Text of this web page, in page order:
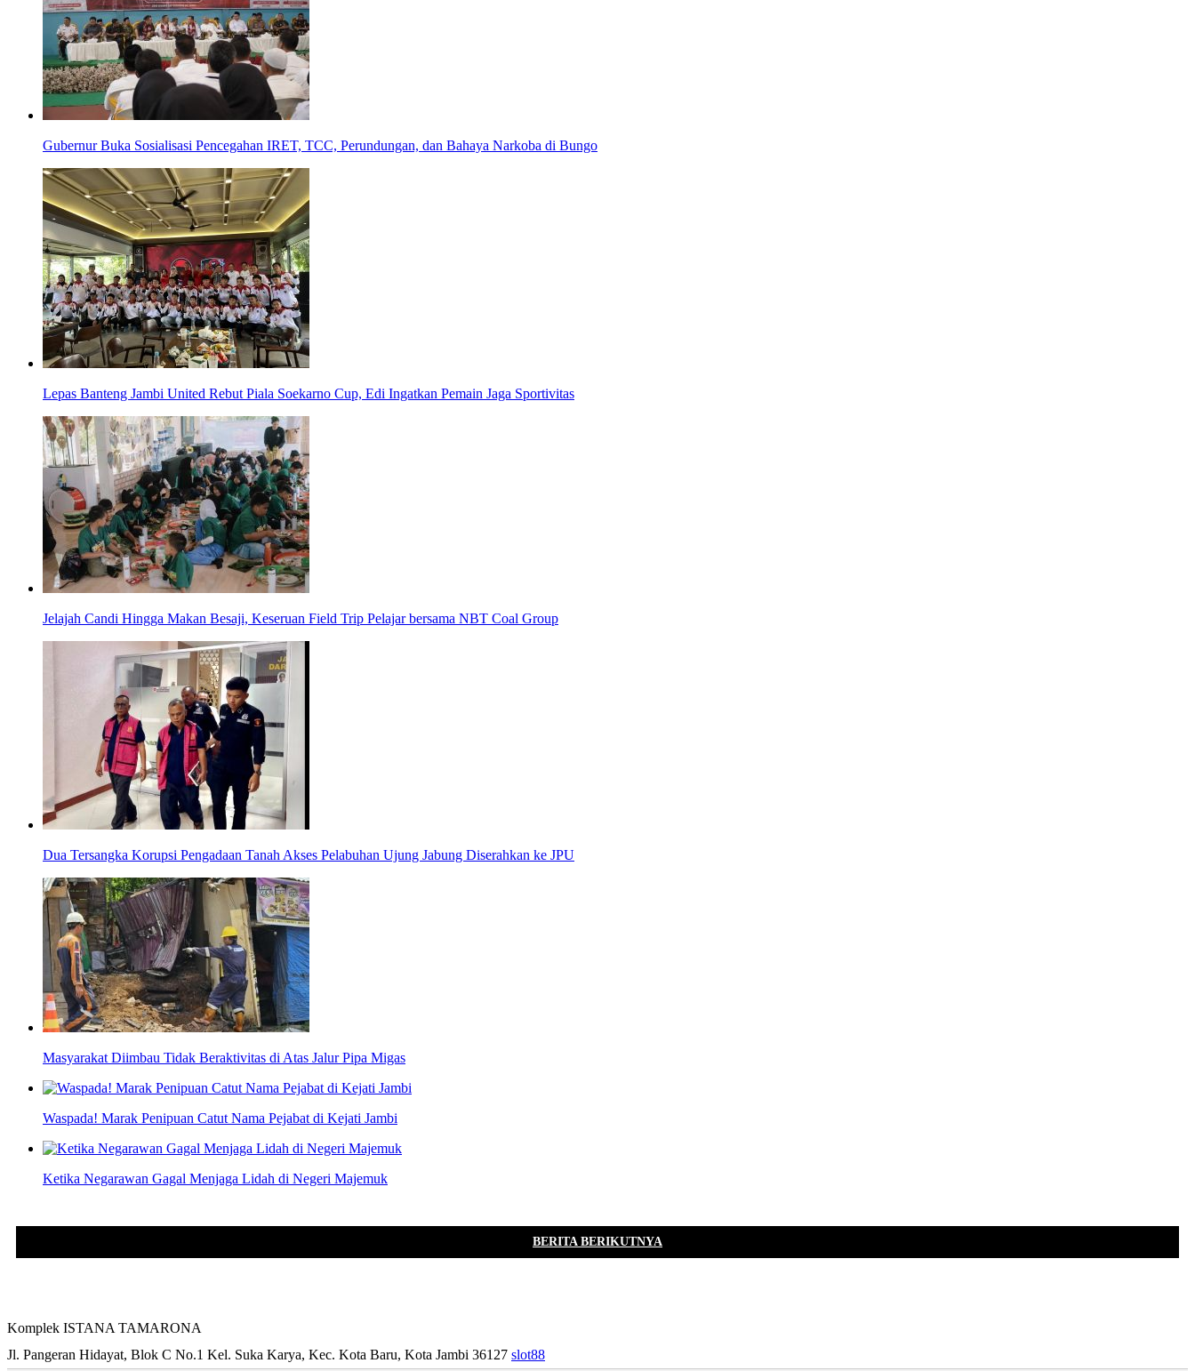
Gubernur Buka Sosialisasi Pencegahan IRET, TCC, Perundungan, dan Bahaya Narkoba di Bungo
Lepas Banteng Jambi United Rebut Piala Soekarno Cup, Edi Ingatkan Pemain Jaga Sportivitas
Jelajah Candi Hingga Makan Besaji, Keseruan Field Trip Pelajar bersama NBT Coal Group
Dua Tersangka Korupsi Pengadaan Tanah Akses Pelabuhan Ujung Jabung Diserahkan ke JPU
Masyarakat Diimbau Tidak Beraktivitas di Atas Jalur Pipa Migas
Waspada! Marak Penipuan Catut Nama Pejabat di Kejati Jambi
Ketika Negarawan Gagal Menjaga Lidah di Negeri Majemuk
BERITA BERIKUTNYA
Komplek ISTANA TAMARONA
Jl. Pangeran Hidayat, Blok C No.1 Kel. Suka Karya, Kec. Kota Baru, Kota Jambi 36127 slot88